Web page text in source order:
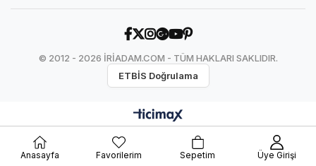
© 2012 - 2026 İRİADAM.COM - TÜM HAKLARI SAKLIDIR.
ETBİS Doğrulama
Anasayfa Favorilerim Sepetim Üye Girişi